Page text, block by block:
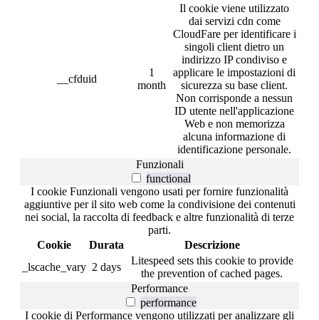
__cfduid
1
month
Il cookie viene utilizzato
dai servizi cdn come
CloudFare per identificare i
singoli client dietro un
indirizzo IP condiviso e
applicare le impostazioni di
sicurezza su base client.
Non corrisponde a nessun
ID utente nell'applicazione
Web e non memorizza
alcuna informazione di
identificazione personale.
Funzionali
functional
I cookie Funzionali vengono usati per fornire funzionalità
aggiuntive per il sito web come la condivisione dei contenuti
nei social, la raccolta di feedback e altre funzionalità di terze
parti.
Cookie
Durata
Descrizione
_lscache_vary 2 days
Litespeed sets this cookie to provide
the prevention of cached pages.
Performance
performance
I cookie di Performance vengono utilizzati per analizzare gli